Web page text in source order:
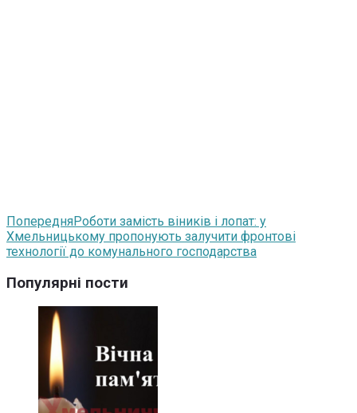
ПопередняРоботи замість віників і лопат: у
Хмельницькому пропонують залучити фронтові
технології до комунального господарства
Популярні пости